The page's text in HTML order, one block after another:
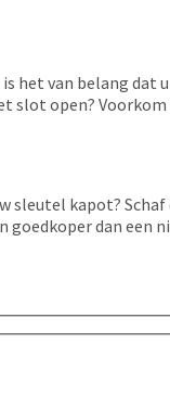
het van belang
open?
kapot?
dan